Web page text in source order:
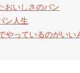
おいしさのパン
ン人生
やっているのがいい